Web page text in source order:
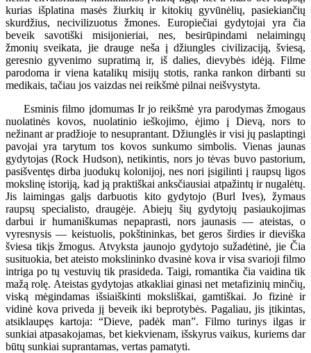
kurias išplatina masės žiurkių ir kitokių gyvūnėlių, pasiekiančių
skurdžius, necivilizuotus žmones. Europiečiai gydytojai yra čia
beveik savotiški misijonieriai, nes, besirūpindami nelaimingų
žmonių sveikata, jie drauge neša į džiungles civilizaciją, šviesą,
geresnio gyvenimo supratimą ir, iš dalies, dievybės idėją. Filme
parodoma ir viena katalikų misijų stotis, ranka rankon dirbanti su
medikais, tačiau jos vaizdas nei reikšmė pilnai neišvystyta.
Esminis filmo įdomumas Ir jo reikšmė yra parodymas žmogaus
nuolatinės kovos, nuolatinio ieškojimo, ėjimo į Dievą, nors to
nežinant ar pradžioje to nesuprantant. Džiunglės ir visi jų paslaptingi
pavojai yra tarytum tos kovos sunkumo simbolis. Vienas jaunas
gydytojas (Rock Hudson), netikintis, nors jo tėvas buvo pastorium,
pasišventęs dirba juodukų kolonijoj, nes nori įsigilinti į raupsų ligos
mokslinę istoriją, kad ją praktiškai anksčiausiai atpažintų ir nugalėtų.
Jis laimingas galįs darbuotis kito gydytojo (Burl Ives), žymaus
raupsų specialisto, draugėje. Abiejų šių gydytojų pasiaukojimas
darbui ir humaniškumas nepaprasti, nors jaunasis — ateistas, o
vyresnysis — keistuolis, pokštininkas, bet geros širdies ir dieviška
šviesa tikįs žmogus. Atvyksta jaunojo gydytojo sužadėtinė, jie Čia
susituokia, bet ateisto mokslininko dvasinė kova ir visa svarioji filmo
intriga po tų vestuvių tik prasideda. Taigi, romantika čia vaidina tik
mažą rolę. Ateistas gydytojas atkakliai ginasi net metafizinių minčių,
viską mėgindamas išsiaiškinti moksliškai, gamtiškai. Jo fizinė ir
vidinė kova priveda jį beveik iki beprotybės. Pagaliau, jis įtikintas,
atsiklaupęs kartoja: “Dieve, padėk man”. Filmo turinys ilgas ir
sunkiai atpasakojamas, bet kiekvienam, išskyrus vaikus, kuriems dar
būtų sunkiai suprantamas, vertas pamatyti.